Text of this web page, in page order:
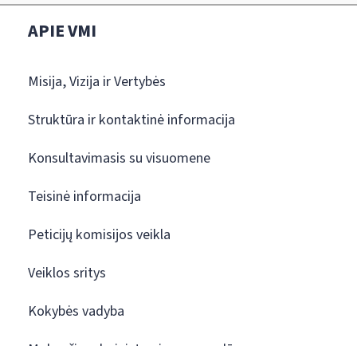
APIE VMI
Misija, Vizija ir Vertybės
Struktūra ir kontaktinė informacija
Konsultavimasis su visuomene
Teisinė informacija
Peticijų komisijos veikla
Veiklos sritys
Kokybės vadyba